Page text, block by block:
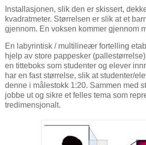
Installasjonen, slik den er skissert,
kvadratmeter. Størrelsen er slik at et
gjennom. En voksen kommer gjennom
En labyrintisk / multilineær fortelling
hjelp av store pappesker
en titteboks som studenter og elever
har en fast størrelse, slik at studenter/
denne i målestokk 1:20. Sammen med
jobbe ut og sikre et felles tema som
tredimensjonalt.